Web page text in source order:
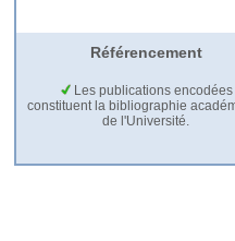
Référencement
Les publications encodées
constituent la bibliographie
de l'Université.